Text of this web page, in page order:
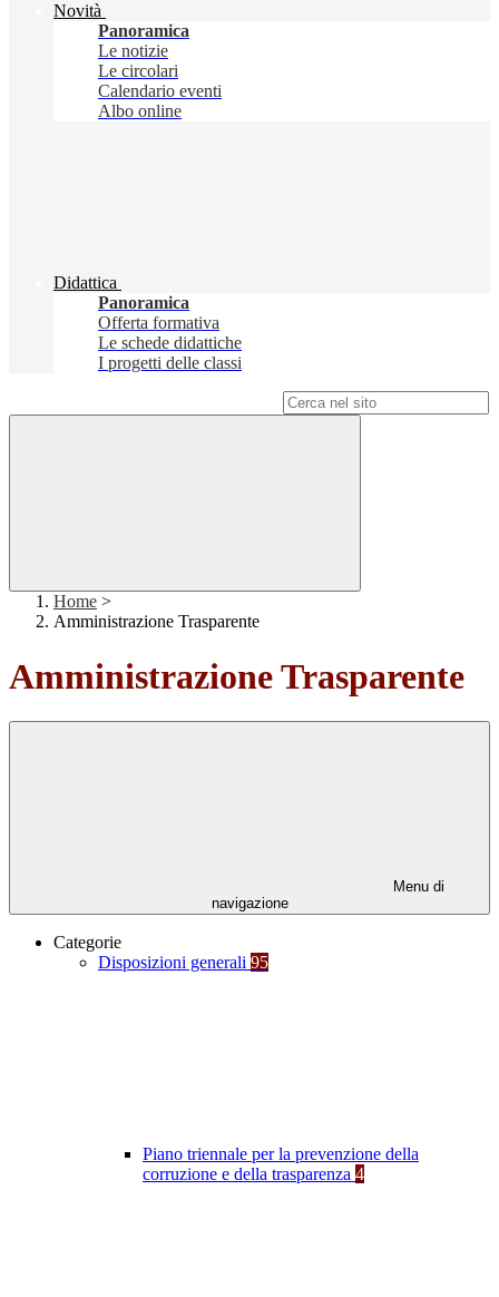
Novità
Panoramica
Le notizie
Le circolari
Calendario eventi
Albo online
Didattica
Panoramica
Offerta formativa
Le schede didattiche
I progetti delle classi
Home >
Amministrazione Trasparente
Amministrazione Trasparente
Menu di
navigazione
Categorie
Disposizioni generali 95
Piano triennale per la prevenzione della
corruzione e della trasparenza 4